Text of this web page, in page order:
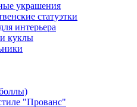
украшения
статуэтки
интерьера
куклы
"Прованс"